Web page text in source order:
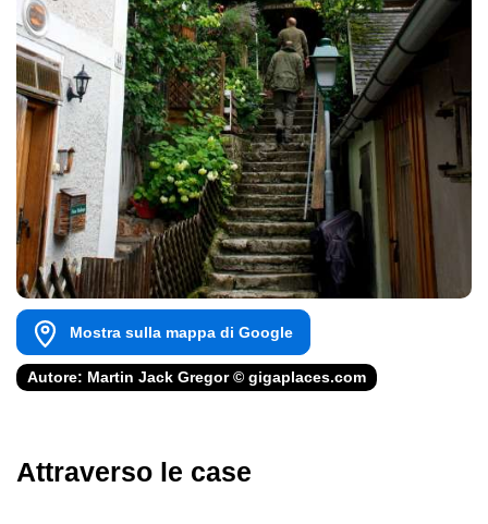
Mostra sulla mappa di Google
Autore: Martin Jack Gregor © gigaplaces.com
Attraverso le case